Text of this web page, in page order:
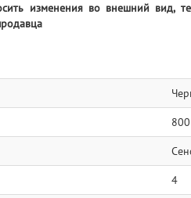
изменения во внешний вид,
4